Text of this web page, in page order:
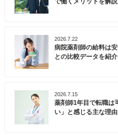
2026.7.22
病院薬剤師の給料は
との比較データを紹介
2026.7.15
薬剤師1年目で転職は
い」と感じる主な理